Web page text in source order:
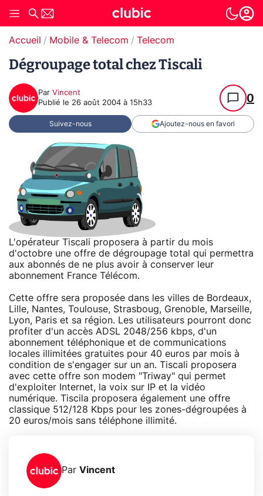
Accueil Mobile & Telecom Telecom
Dégroupage total chez Tiscali
Par Vincent
Publié le 26 août 2004 à 15h33 0
Suivez-nous Ajoutez-nous en favori
L'opérateur Tiscali proposera à partir du mois
d'octobre une offre de dégroupage total qui permettra
aux abonnés de ne plus avoir à conserver leur
abonnement France Télécom.
Cette offre sera proposée dans les villes de Bordeaux,
Lille, Nantes, Toulouse, Strasboug, Grenoble, Marseille,
Lyon, Paris et sa région. Les utilisateurs pourront donc
profiter d'un accès ADSL 2048/256 kbps, d'un
abonnement téléphonique et de communications
locales illimitées gratuites pour 40 euros par mois à
condition de s'engager sur un an. Tiscali proposera
avec cette offre son modem "Triway" qui permet
d'exploiter Internet, la voix sur IP et la vidéo
numérique. Tiscila proposera également une offre
classique 512/128 Kbps pour les zones-dégroupées à
20 euros/mois sans téléphone illimité.
Par Vincent